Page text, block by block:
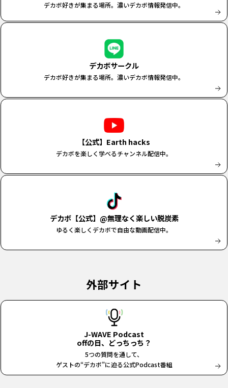
デカボ好きが集まる場所。濃いデカボ情報発信中。
デカボサークル
デカボ好きが集まる場所。濃いデカボ情報発信中。
【公式】Earth hacks
デカボを楽しく学べるチャンネル配信中。
デカボ【公式】@無理なく楽しい脱炭素
ゆるく楽しくデカボで自由な動画配信中。
外部サイト
J-WAVE Podcast
offの日、どっちっち？
5つの質問を通して、
ゲストの“デカボ”に迫る公式Podcast番組